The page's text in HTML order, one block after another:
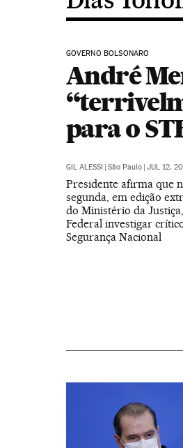
GOVERNO BOLSONARO
André
para o
GIL ALESSI | São Paulo | JUL 12,
Presidente afirma que
segunda, em edição
do Ministério da
Federal investigar
Segurança Nacional